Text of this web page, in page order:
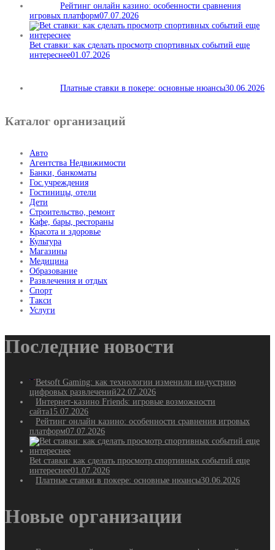
Рейтинг онлайн казино: особенности сравнения
игровых платформ07.07.2026
Bet ставки: как сделать просмотр спортивных событий еще
интереснее01.07.2026
Платные ставки в покере: основные нюансы30.06.2026
Каталог организаций
Авто
Агентства Недвижимости
Банки, банкоматы
Гос.учреждения
Гостиницы, отели
Дети
Строительство, ремонт
Кафе, бары, рестораны
Красота и здоровье
Культура
Магазины
Медицина
Образование
Развлечения и отдых
Спорт
Такси
Услуги
Последние новости
Betsoft Gaming: как технологии изменили индустрию
цифровых развлечений22.07.2026
Интернет-казино Friends: игровые возможности
сайта15.07.2026
Рейтинг онлайн казино: особенности сравнения игровых
платформ07.07.2026
Bet ставки: как сделать просмотр спортивных событий еще
интереснее01.07.2026
Платные ставки в покере: основные нюансы30.06.2026
Новые организации